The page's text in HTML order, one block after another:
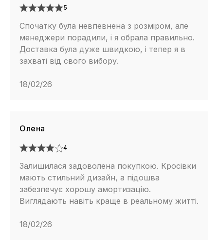
5
Спочатку була невпевнена з розміром, але
менеджери порадили, і я обрала правильно.
Доставка була дуже швидкою, і тепер я в
захваті від свого вибору.
18/02/26
Олена
4
Залишилася задоволена покупкою. Кросівки
мають стильний дизайн, а підошва
забезпечує хорошу амортизацію.
Виглядають навіть краще в реальному житті.
18/02/26